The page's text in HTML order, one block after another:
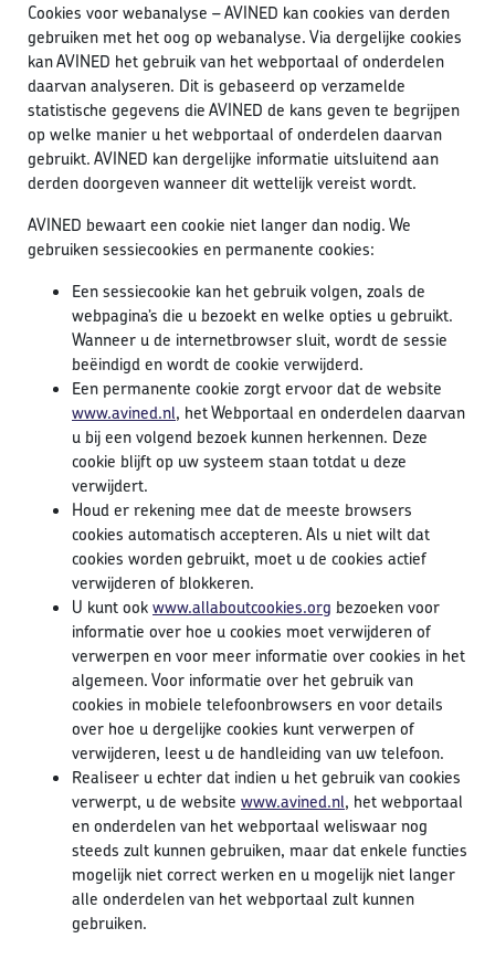
Cookies voor webanalyse – AVINED kan cookies van derden
gebruiken met het oog op webanalyse. Via dergelijke cookies
kan AVINED het gebruik van het webportaal of onderdelen
daarvan analyseren. Dit is gebaseerd op verzamelde
statistische gegevens die AVINED de kans geven te begrijpen
op welke manier u het webportaal of onderdelen daarvan
gebruikt. AVINED kan dergelijke informatie uitsluitend aan
derden doorgeven wanneer dit wettelijk vereist wordt.
AVINED bewaart een cookie niet langer dan nodig. We
gebruiken sessiecookies en permanente cookies:
Een sessiecookie kan het gebruik volgen, zoals de
webpagina’s die u bezoekt en welke opties u gebruikt.
Wanneer u de internetbrowser sluit, wordt de sessie
beëindigd en wordt de cookie verwijderd.
Een permanente cookie zorgt ervoor dat de website
www.avined.nl, het Webportaal en onderdelen daarvan
u bij een volgend bezoek kunnen herkennen. Deze
cookie blijft op uw systeem staan totdat u deze
verwijdert.
Houd er rekening mee dat de meeste browsers
cookies automatisch accepteren. Als u niet wilt dat
cookies worden gebruikt, moet u de cookies actief
verwijderen of blokkeren.
U kunt ookwww.allaboutcookies.org bezoeken voor
informatie over hoe u cookies moet verwijderen of
verwerpen en voor meer informatie over cookies in het
algemeen. Voor informatie over het gebruik van
cookies in mobiele telefoonbrowsers en voor details
over hoe u dergelijke cookies kunt verwerpen of
verwijderen, leest u de handleiding van uw telefoon.
Realiseer u echter dat indien u het gebruik van cookies
verwerpt, u de website www.avined.nl, het webportaal
en onderdelen van het webportaal weliswaar nog
steeds zult kunnen gebruiken, maar dat enkele functies
mogelijk niet correct werken en u mogelijk niet langer
alle onderdelen van het webportaal zult kunnen
gebruiken.